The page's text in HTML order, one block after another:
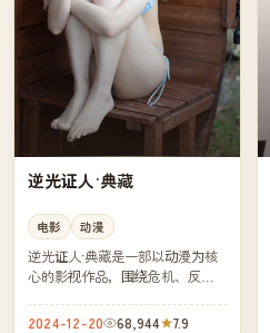
逆光证人·典藏
电影 动漫
逆光证人·典藏是一部以动漫为核
心的影视作品，围绕危机、反转
凑，值得推荐观看。
2024-12-20 68,944 7.9